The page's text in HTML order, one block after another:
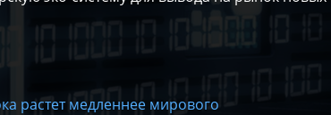
растет медленнее мирового